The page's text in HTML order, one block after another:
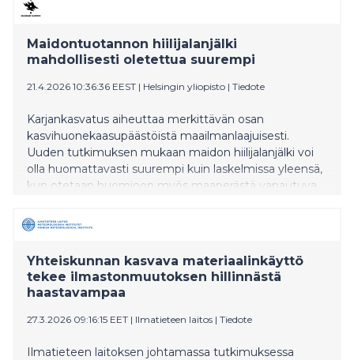
Maidontuotannon hiilijalanjälki
mahdollisesti oletettua suurempi
21.4.2026 10:36:36 EEST | Helsingin yliopisto | Tiedote
Karjankasvatus aiheuttaa merkittävän osan
kasvihuonekaasupäästöistä maailmanlaajuisesti.
Uuden tutkimuksen mukaan maidon hiilijalanjälki voi
olla huomattavasti suurempi kuin laskelmissa yleensä,
kun otetaan huomioon myös maaperästä vapautuva
Yhteiskunnan kasvava materiaalinkäyttö
tekee ilmastonmuutoksen hillinnästä
haastavampaa
27.3.2026 09:16:15 EET | Ilmatieteen laitos | Tiedote
Ilmatieteen laitoksen johtamassa tutkimuksessa